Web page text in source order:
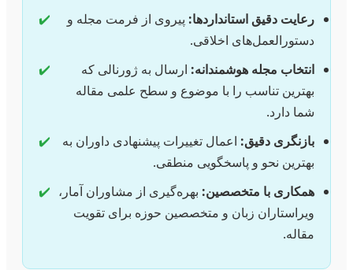
✔️
رعایت دقیق استانداردها: پیروی از فرمت مجله و
دستورالعمل‌های اخلاقی.
✔️
انتخاب مجله هوشمندانه: ارسال به ژورنالی که
بهترین تناسب را با موضوع و سطح علمی مقاله
شما دارد.
✔️
بازنگری دقیق: اعمال تغییرات پیشنهادی داوران به
بهترین نحو و پاسخگویی منطقی.
✔️
همکاری با متخصصین: بهره‌گیری از مشاوران آمار،
ویراستاران زبان و متخصصین حوزه برای تقویت
مقاله.